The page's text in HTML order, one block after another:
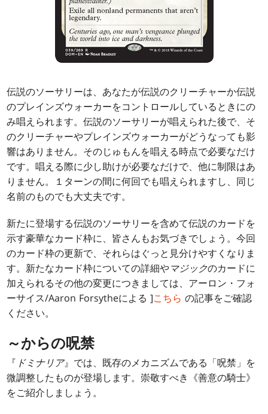
伝説のソーサリーは、あなたが伝説のクリーチャーか伝説
のプレインズウォーカーをコントロールしているときにの
み唱えられます。伝説のソーサリーが唱えられた後で、そ
のクリーチャーやプレインズウォーカーがどうなっても影
響はありません。そのじゅもんを唱える時点で必要なだけ
です。唱える際に少し助けが必要なだけで、他に制限はあ
りません。１ターンの間に何回でも唱えられますし、同じ
名前のものでも大丈夫です。
新たに登場する伝説のソーサリーを含めて伝説のカードを
示す豪華なカード枠に、皆さんもお気づきでしょう。今回
のカード枠の更新で、それらはぐっと見分けやすくなりま
す。新たなカード枠についての詳細やマジックのカードに
加えられるその他の変更につきましては、アーロン・フォ
ーサイス/Aaron Forsytheによる ]こちら の記事をご確認
ください。
～からの呪禁
『 ドミナリア』では、既存のメカニズムである「呪禁」を
微調整したものが登場します。崇敬すべき《善意の騎士》
をご紹介しましょう。